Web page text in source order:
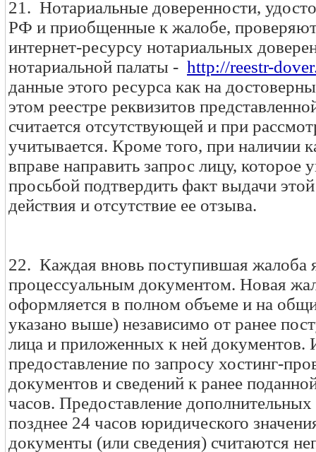
21. Нотариальные доверенности,
РФ и приобщенные к жалобе,
интернет-ресурсу нотариальных
нотариальной палаты - http://reestr-
данные этого ресурса как на
этом реестре реквизитов
считается отсутствующей и при
учитывается. Кроме того, при наличии
вправе направить запрос лицу, которое
просьбой подтвердить факт выдачи
действия и отсутствие ее отзыва.
22. Каждая вновь поступившая жалоба
процессуальным документом. Новая
оформляется в полном объеме и на
указано выше) независимо от ранее
лица и приложенных к ней документов.
предоставление по запросу хостинг-
документов и сведений к ранее
часов. Предоставление
позднее 24 часов юридического
документы (или сведения) считаются